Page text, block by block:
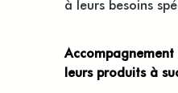
à leurs besoins
leurs produits à